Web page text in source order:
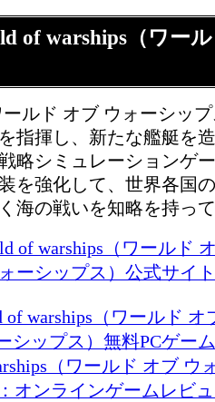
of warships（ワー
ールド オブ ウォーシッ
指揮し、新たな艦艇を
略シミュレーションゲ
を強化して、世界各国
海の戦いを知略を持っ